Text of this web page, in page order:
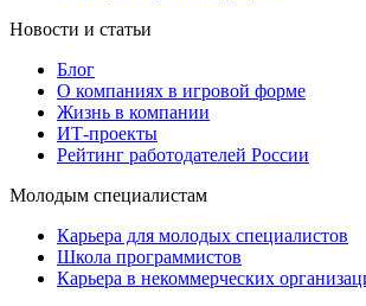
Новости и статьи
Блог
О компаниях в игровой форме
Жизнь в компании
ИТ-проекты
Рейтинг работодателей России
Молодым специалистам
Карьера для молодых специалистов
Школа программистов
Карьера в некоммерческих